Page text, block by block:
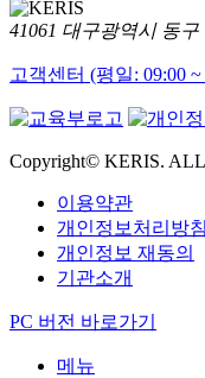
41061 대구광역시 동
고객센터 (평일: 09:00 ~
Copyright© KERIS.
이용약관
개인정보처리방침
개인정보 재동의
기관소개
PC 버전 바로가기
메뉴